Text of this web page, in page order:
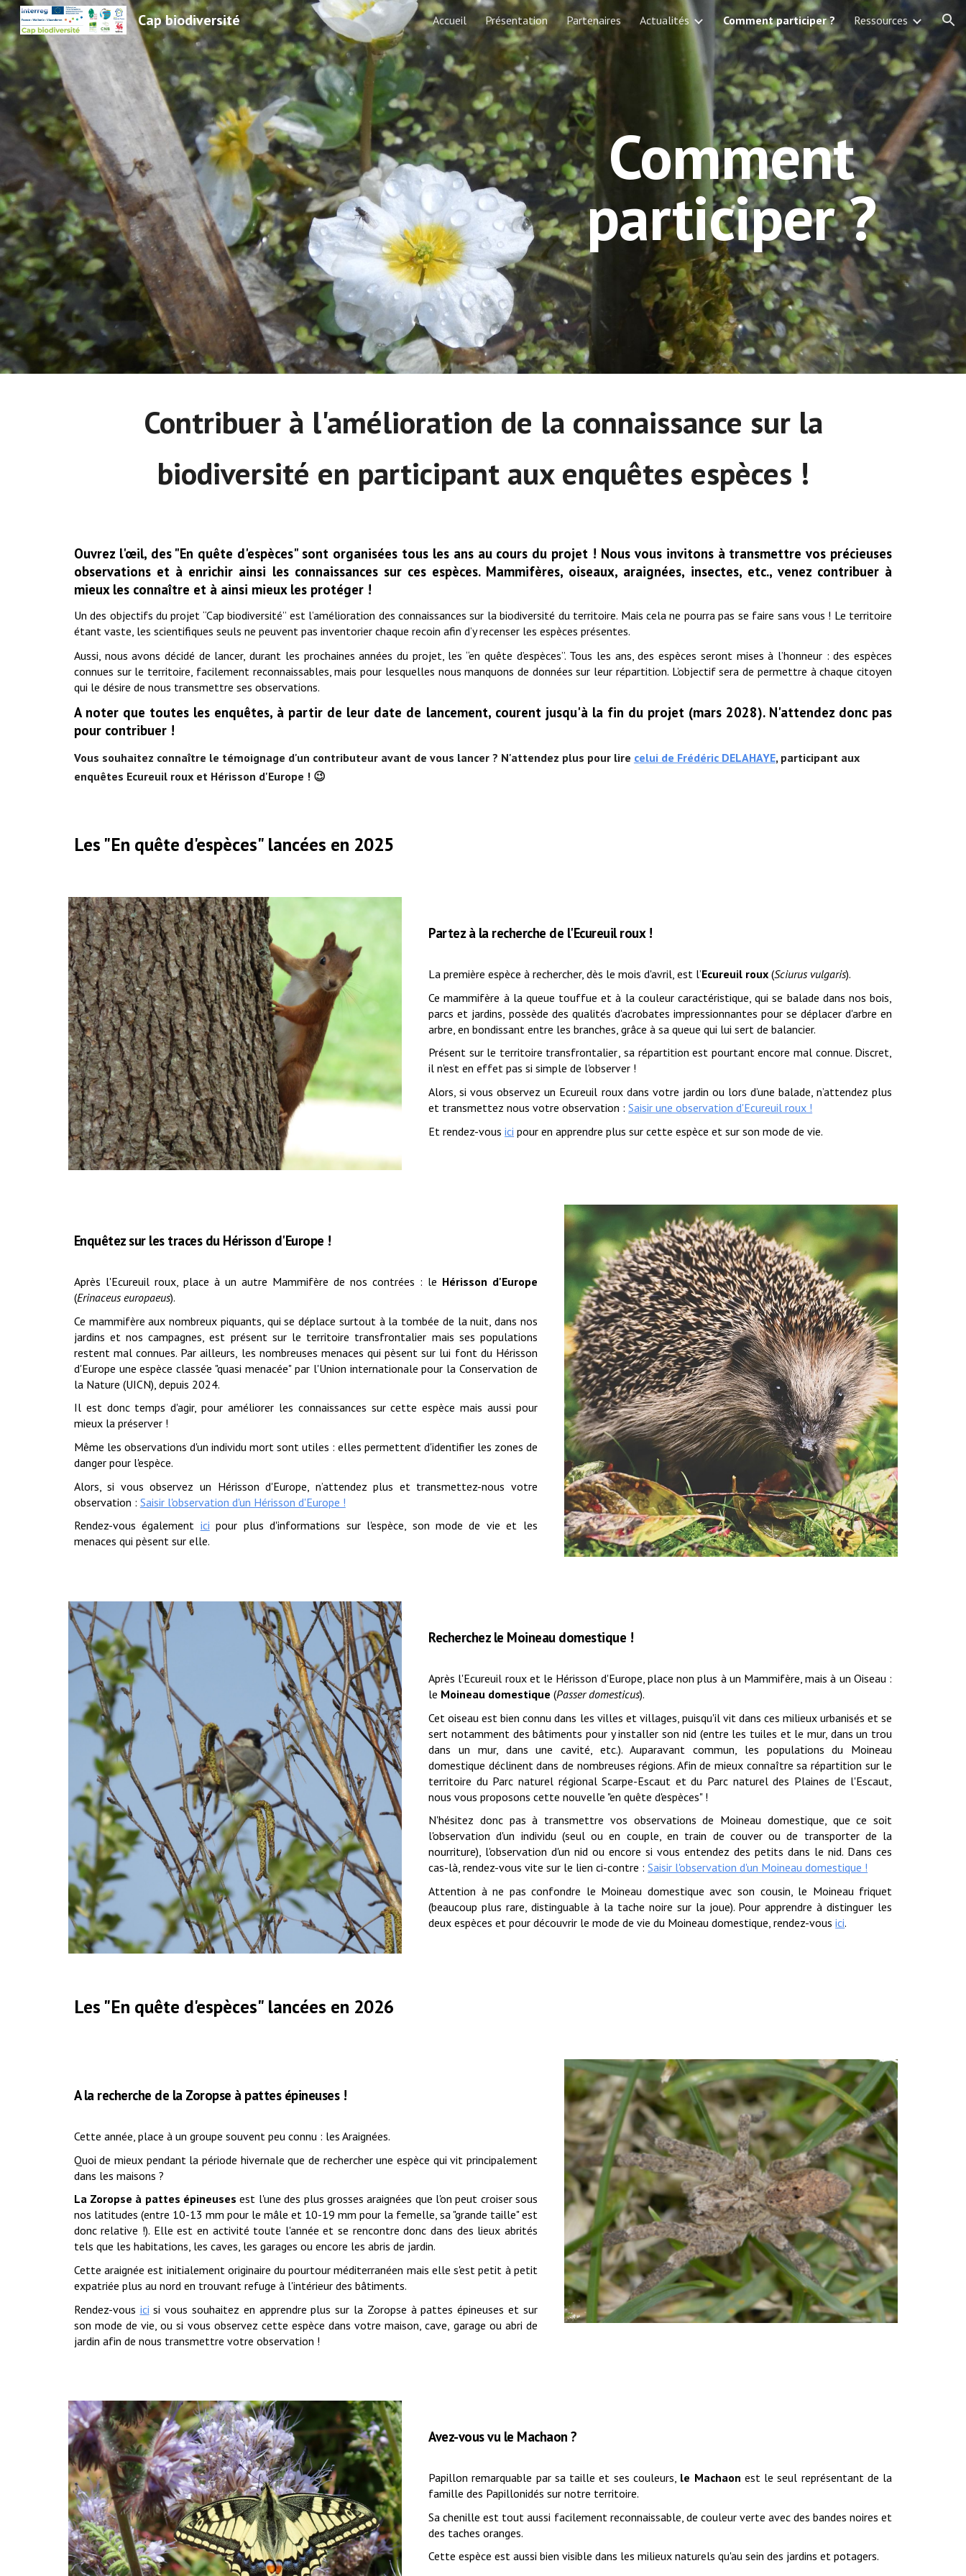
Skip to main content Skip to navigation
Cap biodiversité Accueil Présentation Partenaires Actualités Comment participer ? Ressources
Comment
participer ?
Contribuer à l'amélioration de la connaissance sur la
biodiversité en participant aux enquêtes espèces !
Ouvrez l'œil, des "En quête d'espèces" sont organisées tous les ans au cours du projet ! Nous vous invitons à transmettre vos précieuses
observations et à enrichir ainsi les connaissances sur ces espèces. Mammifères, oiseaux, araignées, insectes, etc., venez contribuer à
mieux les connaître et à ainsi mieux les protéger !
Un des objectifs du projet “Cap biodiversité” est l’amélioration des connaissances sur la biodiversité du territoire. Mais cela ne pourra pas se faire sans vous ! Le territoire
étant vaste, les scientifiques seuls ne peuvent pas inventorier chaque recoin afin d’y recenser les espèces présentes.
Aussi, nous avons décidé de lancer, durant les prochaines années du projet, les “en quête d’espèces”. Tous les ans,desespèces seront mises à l’honneur : des espèces
connues sur le territoire, facilement reconnaissables, mais pour lesquelles nous manquons de données sur leur répartition. L’objectif sera de permettre à chaque citoyen
qui le désire de nous transmettre ses observations.
A noter que toutes les enquêtes, à partir de leur date de lancement, courent jusqu'à la fin du projet (mars 2028). N'attendez donc pas
pour contribuer !
Vous souhaitez connaître le témoignage d'un contributeur avant de vous lancer ? N'attendez plus pour lire celui de Frédéric DELAHAYE, participant aux
enquêtes Ecureuil roux et Hérisson d'Europe ! 😉
Les "En quête d'espèces" lancées en 2025
Partez à la recherche de l'Ecureuil roux !
La première espèce à rechercher, dès le mois d'avril, est l’Ecureuil roux (Sciurus vulgaris).
Ce mammifère à la queue touffue et à la couleur caractéristique , qui se balade dans nos bois,
parcs et jardins, possède des qualités d'acrobates impressionnantes pour se déplacer d'arbre en
arbre, en bondissant entre les branches, grâce à sa queue qui lui sert de balancier.
Présent sur le territoire transfrontalier, sa répartition est pourtant encoremal connue. Discret,
il n'est en effetpas si simple de l'observer !
Alors, si vous observez un Ecureuil roux dans votre jardin ou lors d’une balade, n’attendez plus
et transmettez nous votre observation :Saisir une observation d'Ecureuil roux !
Et rendez-vousici pour en apprendre plus sur cette espèce et sur son mode de vie.
Enquêtez sur les traces du Hérisson d'Europe !
Après l'Ecureuil roux, place à un autre Mammifère de nos contrées : le Hérisson d'Europe
(Erinaceus europaeus).
Ce mammifère auxnombreux piquants qui se déplace surtout à la tombée de la nuit, dans nos
jardins et nos campagnes, est présent sur le territoire transfrontalier mais ses populations
restent mal connues. Par ailleurs, les nombreuses menaces qui pèsent sur lui font du Hérisson
d'Europe une espèce classée "quasi menacée" par l'Union internationale pour la Conservation de
la Nature (UICN), depuis 2024.
Il est donc temps d'agir, pour améliorer les connaissances sur cette espèce mais aussi pour
mieux la préserver !
Même les observations d'un individu mort sont utiles : elles permettent d'identifier les zones de
danger pour l'espèce.
Alors, si vous observez un Hérisson d'Europe, n’attendez plus et transmettez-nous votre
observation : Saisir l'observation d'un Hérisson d'Europe !
Rendez-vous également ici pour plus d'informations sur l'espèce, son mode de vie et les
menaces qui pèsent sur elle.
Recherchez le Moineau domestique !
Après l'Ecureuil rouxet le Hérisson d'Europe, place non plus à un Mammifère, mais à un Oiseau :
le Moineau domestique (Passer domesticus).
Cet oiseau est bien connu dans les villes et villages, puisqu'il vit dans ces milieux urbanisés et se
sert notamment des bâtiments pour y installer son nid (entre les tuiles et le mur, dans un trou
dans un mur, dans une cavité, etc.). Auparavant commun, les populations du Moineau
domestique déclinent dans de nombreuses régions. Afin de mieux connaître sa répartition sur le
territoire du Parc naturel régional Scarpe-Escaut et du Parc naturel des Plaines de l'Escaut,
nous vous proposons cette nouvelle "en quête d'espèces" !
N'hésitez donc pas à transmettre vos observations de Moineau domestique, que ce soit
l'observation d'un individu (seul ou en couple, en train de couver ou de transporter de la
nourriture), l'observation d'un nid ou encore si vous entendez des petits dans le nid. Dans ces
cas-là, rendez-vous vite sur le lien ci-contre :Saisir l'observation d'un Moineau domestique !
Attention à ne pas confondre le Moineau domestique avec son cousin, le Moineau friquet
(beaucoup plus rare, distinguable à la tache noire sur la joue). Pour apprendre à distinguer les
deux espèces et pour découvrir le mode de vie du Moineau domestique, rendez-vousici.
Les "En quête d'espèces" lancées en 2026
A la recherche de la Zoropse à pattes épineuses!
Cette année, place à un groupe souvent peu connu : les Araignées.
Quoi de mieux pendant la période hivernale que de rechercher une espèce qui vit principalement
dans les maisons ?
La Zoropse à pattes épineuses est l'une des plus grosses araignées que l'on peut croiser sous
nos latitudes (entre 10-13 mm pour le mâle et 10-19 mm pour la femelle, sa "grande taille" est
donc relative !). Elle est en activité toute l'année et se rencontre donc dans des lieux abrités
tels que les habitations, les caves, les garages ou encore les abris de jardin.
Cette araignée est initialement originaire du pourtour méditerranéen mais elle s'est petit à petit
expatriée plus au nord en trouvant refuge à l'intérieur des bâtiments.
Rendez-vous ici si vous souhaitez en apprendre plus sur la Zoropse à pattes épineuses et sur
son mode de vie, ou si vous observez cette espèce dans votre maison, cave, garage ou abri de
jardin afin de nous transmettre votre observation !
Avez-vous vu le Machaon ?
Papillon remarquable par sa taille et ses couleurs, le Machaon est le seul représentant de la
famille des Papillonidés sur notre territoire.
Sa chenille est tout aussi facilement reconnaissable, de couleur verte avec des bandes noires et
des taches oranges.
Cette espèce est aussi bien visible dans les milieux naturels qu'au sein des jardins et potagers.